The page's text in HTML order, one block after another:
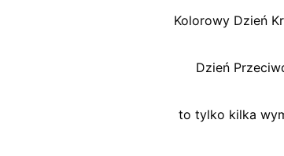
Kolorowy Dzień
Dzień
to tylko kilka